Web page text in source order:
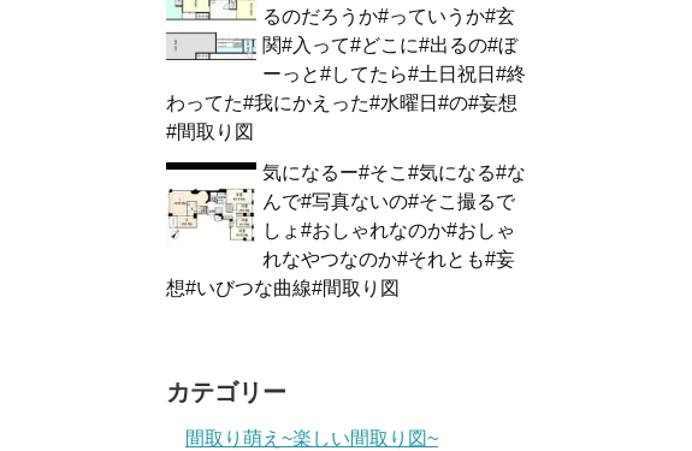
るのだろうか#っていうか#玄
関#入って#どこに#出るの#ぼ
ーっと#してたら#土日祝日#終
わってた#我にかえった#水曜日#の#妄想
#間取り図
気になるー#そこ#気になる#な
んで#写真ないの#そこ撮るで
しょ#おしゃれなのか#おしゃ
れなやつなのか#それとも#妄
想#いびつな曲線#間取り図
カテゴリー
間取り萌え~楽しい間取り図~